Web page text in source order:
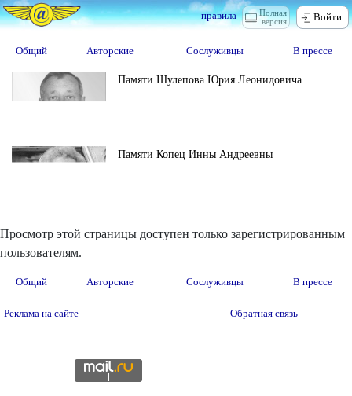
Полная
версия
правила Войти
Общий Авторские Сослуживцы В прессе
Памяти Шулепова Юрия Леонидовича
Памяти Копец Инны Андреевны
Просмотр этой страницы доступен только зарегистрированным
пользователям.
Общий Авторские Сослуживцы В прессе
Реклама на сайте Обратная связь